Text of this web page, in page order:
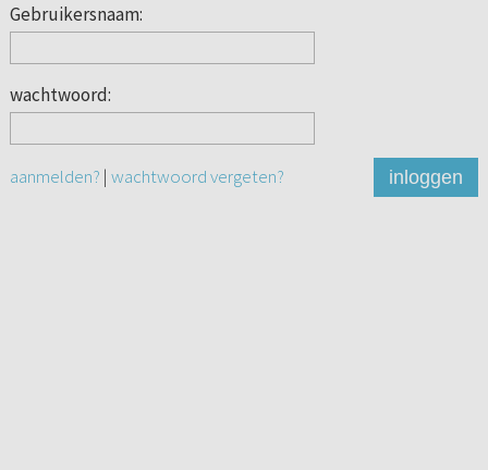
Gebruikersnaam:
wachtwoord:
aanmelden? | wachtwoord vergeten? inloggen